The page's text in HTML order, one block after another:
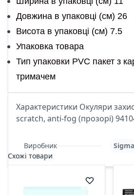
Довжина в упаковці (см) 26
Висота в упаковці (см) 7.5
Упаковка товара
Тип упаковки PVC пакет з
тримачем
Характеристики Окуляри
scratch, anti-fog (прозорі)
Виробник
Sigma
Схожі товари